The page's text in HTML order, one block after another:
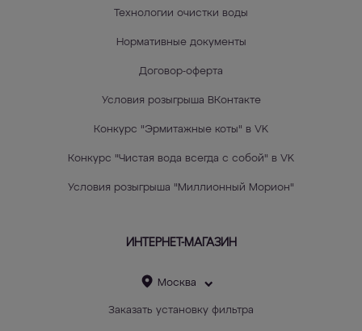
Технологии очистки воды
Нормативные документы
Договор-оферта
Условия розыгрыша ВКонтакте
Конкурс "Эрмитажные коты" в VK
Конкурс "Чистая вода всегда с собой" в VK
Условия розыгрыша "Миллионный Морион"
ИНТЕРНЕТ-МАГАЗИН
Москва
Заказать установку фильтра